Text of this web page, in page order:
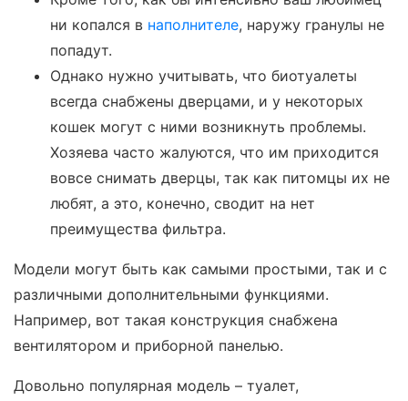
ни копался в наполнителе, наружу гранулы не
попадут.
Однако нужно учитывать, что биотуалеты
всегда снабжены дверцами, и у некоторых
кошек могут с ними возникнуть проблемы.
Хозяева часто жалуются, что им приходится
вовсе снимать дверцы, так как питомцы их не
любят, а это, конечно, сводит на нет
преимущества фильтра.
Модели могут быть как самыми простыми, так и с
различными дополнительными функциями.
Например, вот такая конструкция снабжена
вентилятором и приборной панелью.
Довольно популярная модель – туалет,